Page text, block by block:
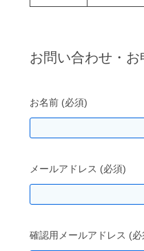
お問い合わせ・
お名前 (必須)
メールアドレス (必須)
確認用メールアドレス (必